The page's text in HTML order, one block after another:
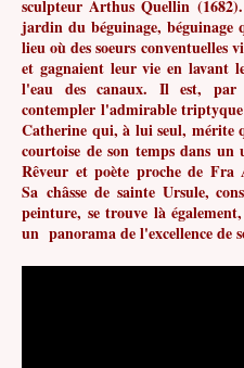
sculpteur Arthus Quellin
jardin du béguinage,
lieu où des soeurs conventuelles
et gagnaient leur vie en lavant
l'eau des canaux. Il est,
contempler l'admirable
Catherine qui, à lui seul, mérite
courtoise de son temps dans
Rêveur et poète proche de
Sa châsse de sainte Ursule,
peinture, se trouve là
un panorama de l'excellence de